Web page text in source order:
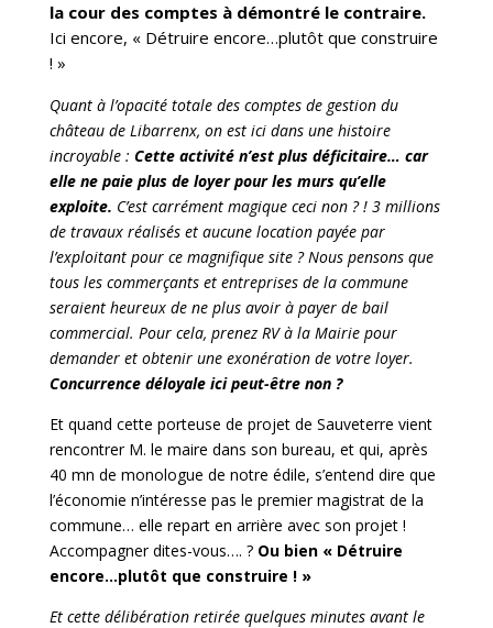
la cour des comptes à démontré le contraire.
Ici encore, « Détruire encore…plutôt que construire
! »
Quant à l’opacité totale des comptes de gestion du
château de Libarrenx, on est ici dans une histoire
incroyable : Cette activité n’est plus déficitaire… car
elle ne paie plus de loyer pour les murs qu’elle
exploite. C’est carrément magique ceci non ? ! 3 millions
de travaux réalisés et aucune location payée par
l’exploitant pour ce magnifique site ? Nous pensons que
tous les commerçants et entreprises de la commune
seraient heureux de ne plus avoir à payer de bail
commercial. Pour cela, prenez RV à la Mairie pour
demander et obtenir une exonération de votre loyer.
Concurrence déloyale ici peut-être non ?
Et quand cette porteuse de projet de Sauveterre vient
rencontrer M. le maire dans son bureau, et qui, après
40 mn de monologue de notre édile, s’entend dire que
l’économie n’intéresse pas le premier magistrat de la
commune… elle repart en arrière avec son projet !
Accompagner dites-vous…. ? Ou bien « Détruire
encore…plutôt que construire ! »
Et cette délibération retirée quelques minutes avant le